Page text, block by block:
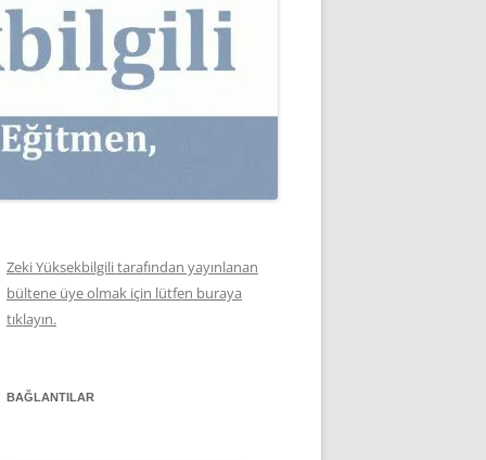
Zeki Yüksekbilgili tarafından yayınlanan
bültene üye olmak için lütfen buraya
tıklayın.
BAĞLANTILAR